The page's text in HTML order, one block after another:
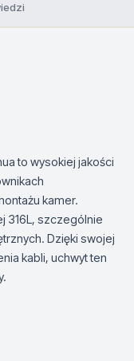
to wysokiej jakości
kamer.
316L, szczególnie
Dzięki swojej
kabli, uchwyt ten